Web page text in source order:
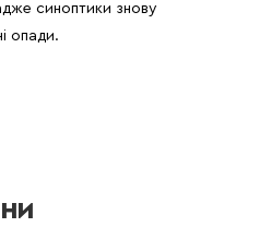
синоптики знову
опади.